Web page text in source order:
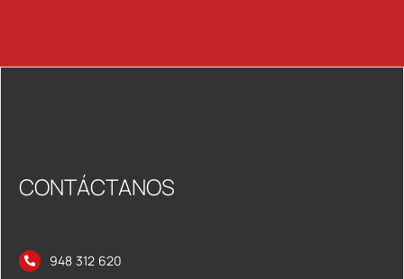
CONTÁCTANOS
948 312 620